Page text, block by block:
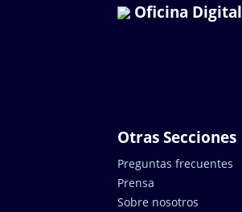
Oficina Digital
Otras Secciones
Preguntas frecuentes
Prensa
Sobre nosotros